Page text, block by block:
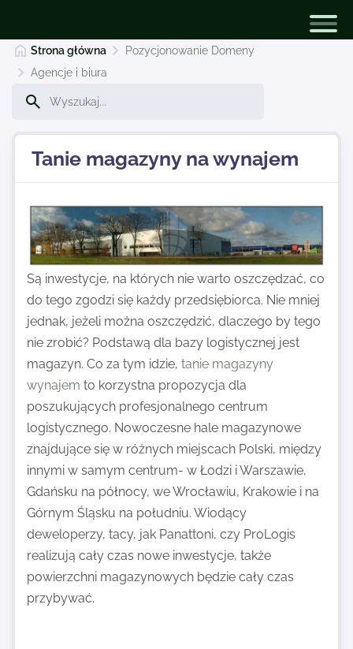
Najnowsze
Kontakt
Strona główna
Pozycjonowanie Domeny
Agencje i biura
Tanie magazyny na wynajem
Są inwestycje, na których nie warto oszczędzać, co
do tego zgodzi się każdy przedsiębiorca. Nie mniej
jednak, jeżeli można oszczędzić, dlaczego by tego
nie zrobić? Podstawą dla bazy logistycznej jest
magazyn. Co za tym idzie, tanie magazyny
wynajem to korzystna propozycja dla
poszukujących profesjonalnego centrum
logistycznego. Nowoczesne hale magazynowe
znajdujące się w różnych miejscach Polski, między
innymi w samym centrum- w Łodzi i Warszawie,
Gdańsku na północy, we Wrocławiu, Krakowie i na
Górnym Śląsku na południu. Wiodący
deweloperzy, tacy, jak Panattoni, czy ProLogis
realizują cały czas nowe inwestycje, także
powierzchni magazynowych będzie cały czas
przybywać.